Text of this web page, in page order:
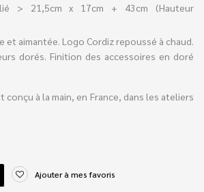
> 21,5cm x 17cm + 43cm (Hauteur
et aimantée. Logo Cordiz repoussé à chaud.
dorés. Finition des accessoires en doré
conçu à la main, en France, dans les ateliers
Ajouter à mes favoris